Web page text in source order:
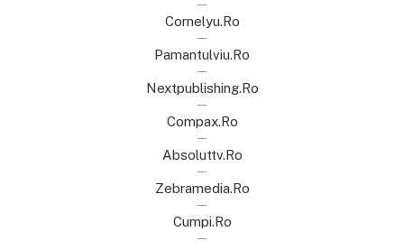
Cornelyu.ro
Pamantulviu.ro
Nextpublishing.ro
Compax.ro
Absoluttv.ro
Zebramedia.ro
Cumpi.ro